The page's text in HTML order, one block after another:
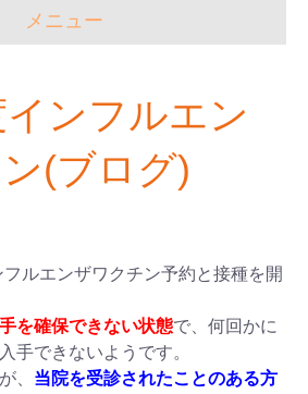
メニュー
ンフルエン
(ブログ)
フルエンザワクチン予約と接種を開
を確保できない状態で、何回かに
手できないようです。
、 当院を受診されたことのある方